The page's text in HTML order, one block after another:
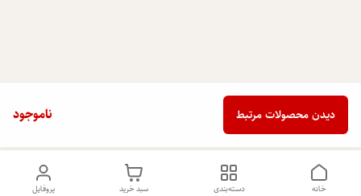
ناموجود دیدن محصولات مرتبط
پروفایل سبد خرید دسته‌بندی خانه